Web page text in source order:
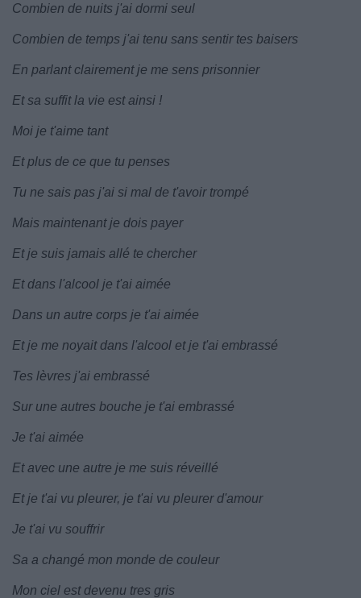
Combien de nuits j'ai dormi seul
Combien de temps j'ai tenu sans sentir tes baisers
En parlant clairement je me sens prisonnier
Et sa suffit la vie est ainsi !
Moi je t'aime tant
Et plus de ce que tu penses
Tu ne sais pas j'ai si mal de t'avoir trompé
Mais maintenant je dois payer
Et je suis jamais allé te chercher
Et dans l'alcool je t'ai aimée
Dans un autre corps je t'ai aimée
Et je me noyait dans l'alcool et je t'ai embrassé
Tes lèvres j'ai embrassé
Sur une autres bouche je t'ai embrassé
Je t'ai aimée
Et avec une autre je me suis réveillé
Et je t'ai vu pleurer, je t'ai vu pleurer d'amour
Je t'ai vu souffrir
Sa a changé mon monde de couleur
Mon ciel est devenu tres gris